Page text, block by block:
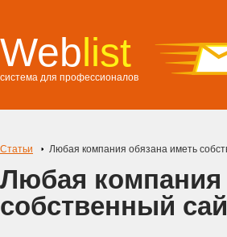
Weblist
система для профессионалов
Статьи Любая компания обязана иметь
Любая компания
собственный